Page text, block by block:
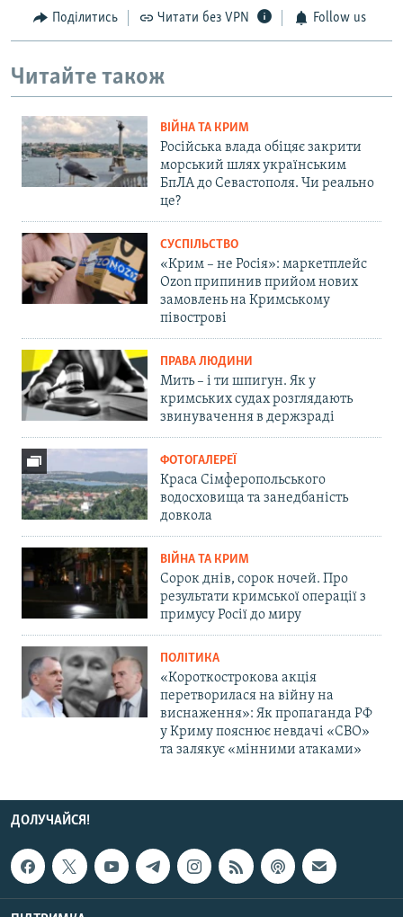
Поділитись Читати без VPN Follow us
Читайте також
ВІЙНА ТА КРИМ
Російська влада обіцяє закрити
морський шлях українським
БпЛА до Севастополя. Чи реально
це?
СУСПІЛЬСТВО
«Крим – не Росія»: маркетплейс
Ozon припинив прийом нових
замовлень на Кримському
півострові
ПРАВА ЛЮДИНИ
Мить – і ти шпигун. Як у
кримських судах розглядають
звинувачення в держзраді
ФОТОГАЛЕРЕЇ
Краса Сімферопольського
водосховища та занедбаність
довкола
ВІЙНА ТА КРИМ
Сорок днів, сорок ночей. Про
результати кримської операції з
примусу Росії до миру
ПОЛІТИКА
«Короткострокова акція
перетворилася на війну на
виснаження»: Як пропаганда РФ
у Криму пояснює невдачі «СВО»
та залякує «мінними атаками»
ДОЛУЧАЙСЯ!